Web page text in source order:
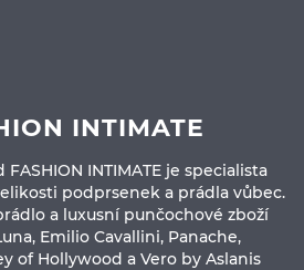
INTIMATE
INTIMATE je specialista
podprsenek a prádla vůbec.
a luxusní punčochové zboží
Emilio Cavallini, Panache,
of Hollywood a Vero by Aslanis